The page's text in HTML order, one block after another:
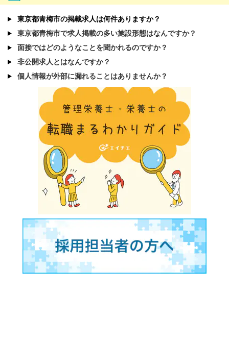
東京都青梅市の掲載求人は何件ありますか？
東京都青梅市で求人掲載の多い施設形態はなんですか？
面接ではどのようなことを聞かれるのですか？
非公開求人とはなんですか？
個人情報が外部に漏れることはありませんか？